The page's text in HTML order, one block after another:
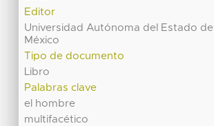
Editor
Universidad Autónoma del Estado de
México
Tipo de documento
Libro
Palabras clave
el hombre
multifacético